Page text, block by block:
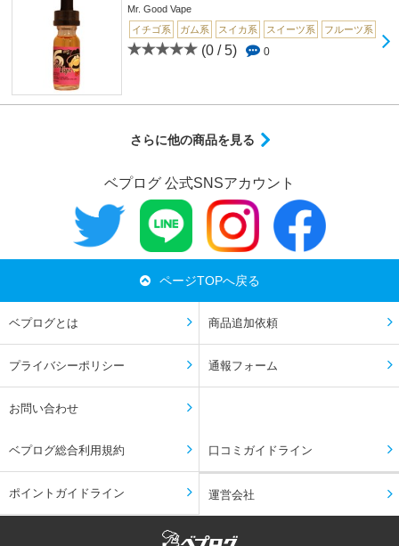
Mr. Good Vape
イチゴ系
ガム系 スイカ系 スイーツ系 フルーツ系
(0 / 5) 0
さらに他の商品を見る
ベプログ 公式SNSアカウント
ページTOPへ戻る
ベプログとは 商品追加依頼
プライバシーポリシー 通報フォーム
お問い合わせ
ベプログ総合利用規約 口コミガイドライン
ポイントガイドライン 運営会社